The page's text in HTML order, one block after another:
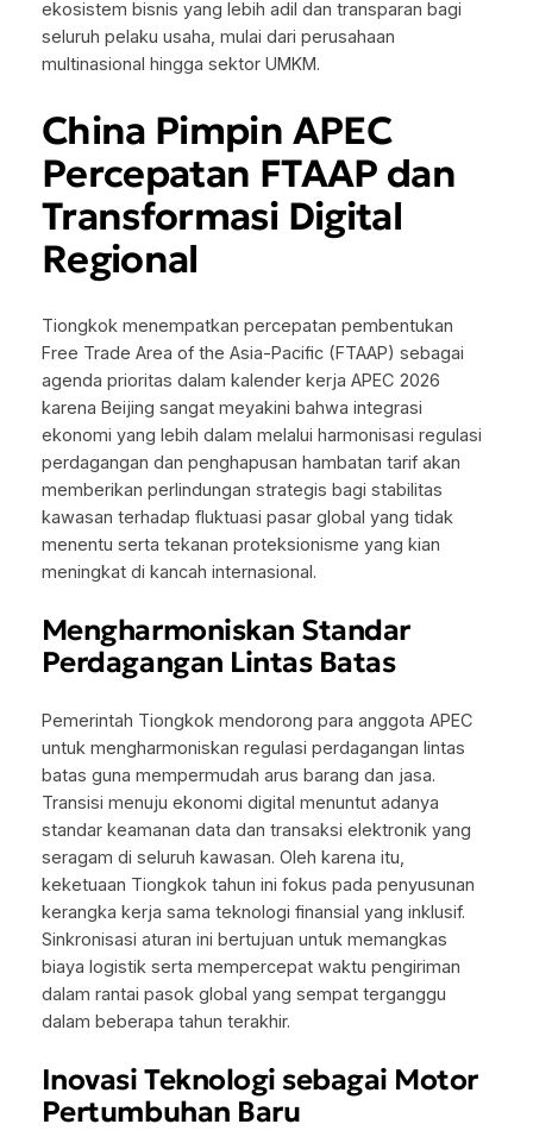
ekosistem bisnis yang lebih adil dan transparan bagi
seluruh pelaku usaha, mulai dari perusahaan
multinasional hingga sektor UMKM.
China Pimpin APEC
Percepatan FTAAP dan
Transformasi Digital
Regional
Tiongkok menempatkan percepatan pembentukan
Free Trade Area of the Asia-Pacific(FTAAP) sebagai
agenda prioritas dalam kalender kerja APEC 2026
karena Beijing sangat meyakini bahwa integrasi
ekonomi yang lebih dalam melalui harmonisasi regulasi
perdagangan dan penghapusan hambatan tarif akan
memberikan perlindungan strategis bagi stabilitas
kawasan terhadap fluktuasi pasar global yang tidak
menentu serta tekanan proteksionisme yang kian
meningkat di kancah internasional.
Mengharmoniskan Standar
Perdagangan Lintas Batas
Pemerintah Tiongkok mendorong para anggota APEC
untuk mengharmoniskan regulasi perdagangan lintas
batas guna mempermudah arus barang dan jasa.
Transisi menuju ekonomi digital menuntut adanya
standar keamanan data dan transaksi elektronik yang
seragam di seluruh kawasan. Oleh karena itu,
keketuaan Tiongkok tahun ini fokus pada penyusunan
kerangka kerja sama teknologi finansial yang inklusif.
Sinkronisasi aturan ini bertujuan untuk memangkas
biaya logistik serta mempercepat waktu pengiriman
dalam rantai pasok global yang sempat terganggu
dalam beberapa tahun terakhir.
Inovasi Teknologi sebagai Motor
Pertumbuhan Baru